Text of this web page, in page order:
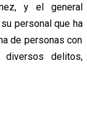
y el general
personal que ha
de personas con
diversos delitos,